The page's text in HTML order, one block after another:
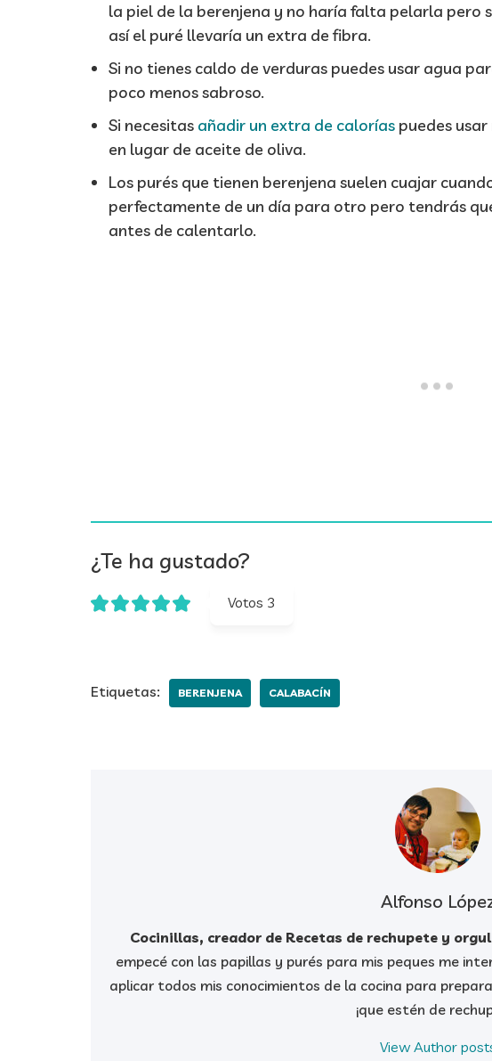
la piel de la berenjena y no haría falta pelarla pero
así el puré llevaría un extra de fibra.
Si no tienes caldo de verduras puedes usar agua
poco menos sabroso.
Si necesitas añadir un extra de calorías puedes
en lugar de aceite de oliva.
Los purés que tienen berenjena suelen cuajar
perfectamente de un día para otro pero tendrás
antes de calentarlo.
¿Te ha gustado?
Votos 3
Etiquetas: BERENJENA CALABACÍN
Alfonso
Cocinillas, creador de Recetas de rechupete y
empecé con las papillas y purés para mis peques me
aplicar todos mis conocimientos de la cocina para
¡que estén de
View Author